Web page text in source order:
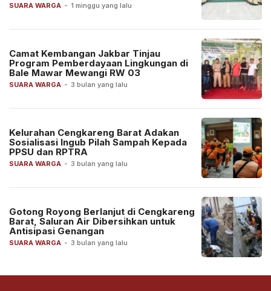
SUARA WARGA - 1 minggu yang lalu
SUARA WARGA - 3 bulan yang lalu
Camat Kembangan Jakbar Tinjau
Program Pemberdayaan Lingkungan di
Bale Mawar Mewangi RW 03
SUARA WARGA - 3 bulan yang lalu
Kelurahan Cengkareng Barat Adakan
Sosialisasi Ingub Pilah Sampah Kepada
PPSU dan RPTRA
SUARA WARGA - 3 bulan yang lalu
Gotong Royong Berlanjut di Cengkareng
Barat, Saluran Air Dibersihkan untuk
Antisipasi Genangan